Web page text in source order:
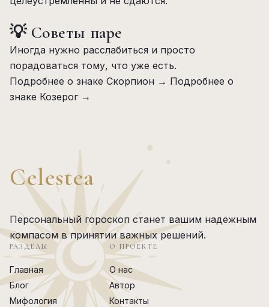
💡 Советы паре
Иногда нужно расслабиться и просто
порадоваться тому, что уже есть.
Подробнее о знаке Скорпион → Подробнее о
знаке Козерог →
Celestea
Персональный гороскоп станет вашим надежным
компасом в принятии важных решений.
РАЗДЕЛЫ
Главная
Блог
Мифология
О ПРОЕКТЕ
О нас
Автор
Контакты